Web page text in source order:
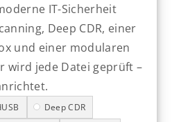
IT-Sicherheit
Deep CDR, einer
und einer modularen
wird jede Datei geprüft –
Deep CDR